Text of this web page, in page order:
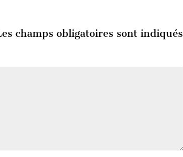
champs obligatoires sont indiqués